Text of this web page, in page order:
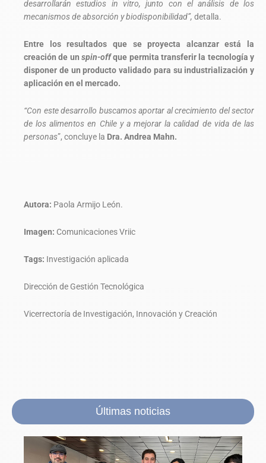
desarrollarán estudios in vitro, junto con el análisis de los
mecanismos de absorción y biodisponibilidad”, detalla.
Entre los resultados que se proyecta alcanzar está la
creación de un spin-offque permita transferir la tecnología y
disponer de un producto validado para su industrialización y
aplicación en el mercado.
“Con este desarrollo buscamos aportar al crecimiento del sector
de los alimentos en Chile y a mejorar la calidad de vida de las
personas”, concluye la Dra. Andrea Mahn.
Autora: Paola Armijo León.
Imagen: Comunicaciones Vriic
Tags: Investigación aplicada
Dirección de Gestión Tecnológica
Vicerrectoría de Investigación, Innovación y Creación
Últimas noticias